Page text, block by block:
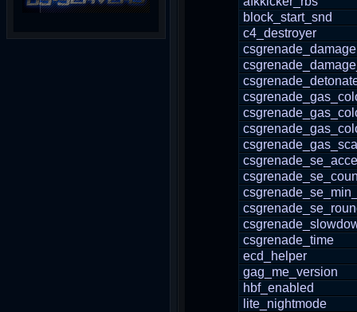
block_start_snd
c4_destroyer
csgrenade_damage
csgrenade_time
ecd_helper
gag_me_version
hbf_enabled
lite_nightmode